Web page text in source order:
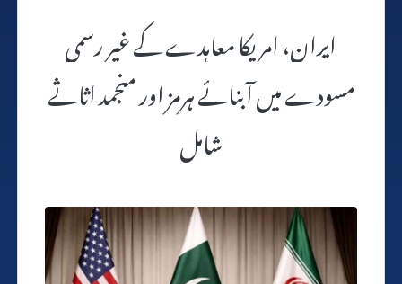
ایران، امریکا معاہدے کے غیر رسمی
مسودے میں آبنائے ہرمز اور منجمد اثاثے
شامل